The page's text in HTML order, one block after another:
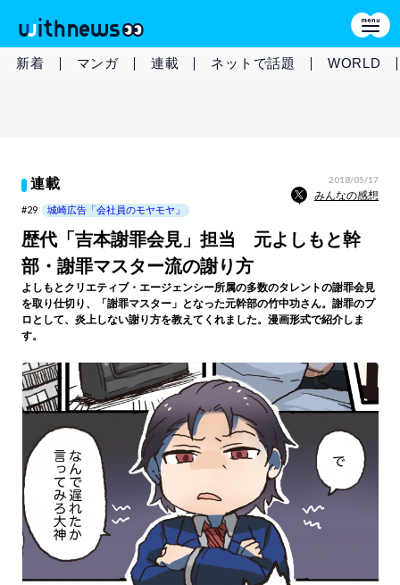
新着 マンガ 連載 ネットで話題 WORLD
連載 2018/05/17
みんなの感想
#29 城崎広告「会社員のモヤモヤ」
歴代「吉本謝罪会見」担当 元よしもと幹
部・謝罪マスター流の謝り方
よしもとクリエティブ・エージェンシー所属の多数のタレントの謝罪会見
を取り仕切り、「謝罪マスター」となった元幹部の竹中功さん。謝罪のプ
ロとして、炎上しない謝り方を教えてくれました。漫画形式で紹介しま
す。